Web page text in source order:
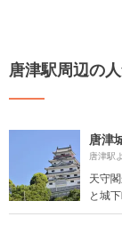
唐津駅周辺の
唐津
唐津駅
天守
と城